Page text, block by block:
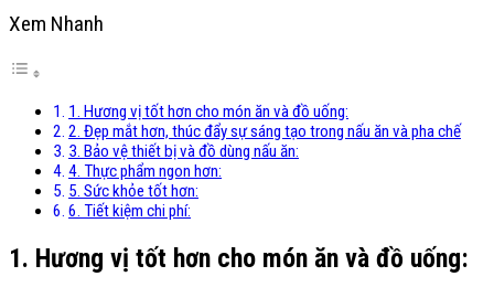
Xem Nhanh
1. Hương vị tốt hơn cho món ăn và đồ uống:
2. Đẹp mắt hơn, thúc đẩy sự sáng tạo trong nấu ăn và pha chế
3. Bảo vệ thiết bị và đồ dùng nấu ăn:
4. Thực phẩm ngon hơn:
5. Sức khỏe tốt hơn:
6. Tiết kiệm chi phí:
1. Hương vị tốt hơn cho món ăn và đồ uống: